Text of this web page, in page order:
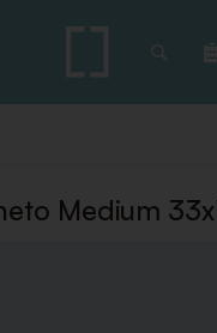
Medium